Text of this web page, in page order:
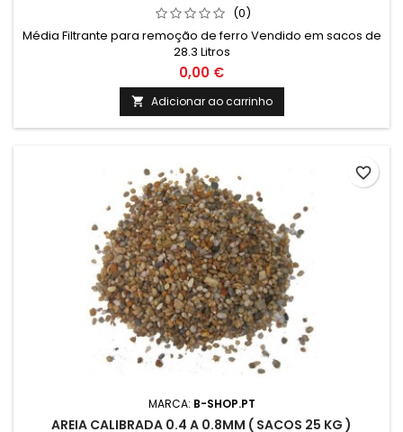
(0)
Média Filtrante para remoção de ferro Vendido em sacos de
28.3 Litros
0,00 €
 Adicionar ao carrinho
MARCA: B-SHOP.PT
AREIA CALIBRADA 0.4 A 0.8MM ( SACOS 25 KG )
favorite_border